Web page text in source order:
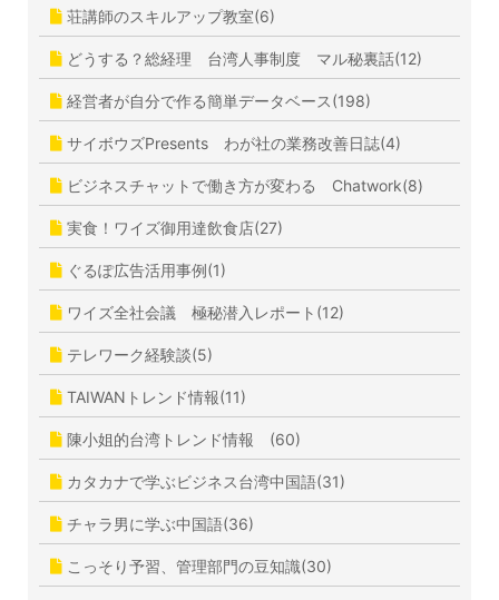
荘講師のスキルアップ教室(6)
どうする？総経理 台湾人事制度 マル秘裏話(12)
経営者が自分で作る簡単データベース(198)
サイボウズPresents わが社の業務改善日誌(4)
ビジネスチャットで働き方が変わる Chatwork(8)
実食！ワイズ御用達飲食店(27)
ぐるぽ広告活用事例(1)
ワイズ全社会議 極秘潜入レポート(12)
テレワーク経験談(5)
TAIWANトレンド情報(11)
陳小姐的台湾トレンド情報 (60)
カタカナで学ぶビジネス台湾中国語(31)
チャラ男に学ぶ中国語(36)
こっそり予習、管理部門の豆知識(30)